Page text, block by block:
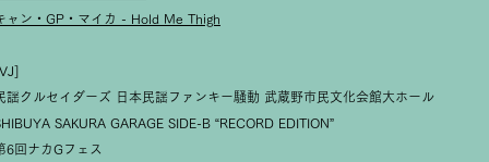
ャン・GP・マイカ - Hold Me Thigh
謡クルセイダーズ 日本民謡ファンキー騒動 武蔵野市民文化会館大ホール
SAKURA GARAGE SIDE-B “RECORD EDITION”
6回ナカGフェス